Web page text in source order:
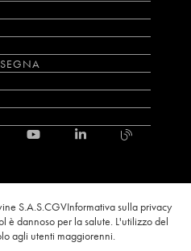
S.A.S.CGVInformativa sulla privacy
è dannoso per la salute. L'utilizzo del
agli utenti maggiorenni.